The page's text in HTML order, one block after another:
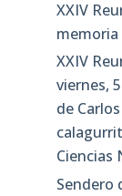
XXIV
memoria
XXIV
viernes,
de
Ciencias
Sendero